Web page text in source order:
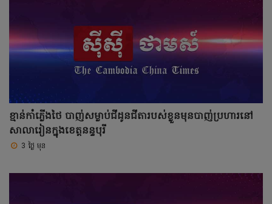
ខ្មាន់កាំភ្លើងថៃ បាញ់សម្លាប់ជីដូនជីតារបស់ខ្លួនមុនបាញ់ប្រហារនៅ
សាលារៀនក្នុងខេត្តនន្ទបុរី
3 ថ្ងៃ មុន